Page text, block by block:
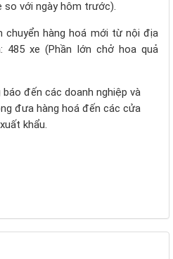
so với ngày hôm trước).
chuyển hàng hoá mới từ nội địa
485 xe (Phần lớn chở hoa quả
đến các doanh nghiệp và
đưa hàng hoá đến các cửa
khẩu.